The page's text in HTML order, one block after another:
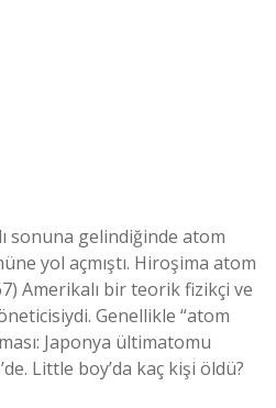
sonuna gelindiğinde atom
yol açmıştı. Hiroşima atom
Amerikalı bir teorik fizikçi ve
Genellikle “atom
Japonya ültimatomu
Little boy’da kaç kişi öldü?